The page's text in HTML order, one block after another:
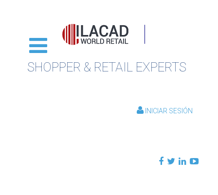
SHOPPER & RETAIL EXPERTS
INICIAR SESIÓN